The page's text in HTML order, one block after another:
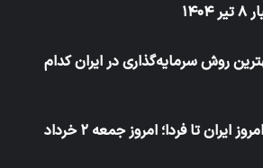
روش سرمایه‌گذاری در ایران کدام
تا فردا؛ امروز جمعه ۲ خرداد